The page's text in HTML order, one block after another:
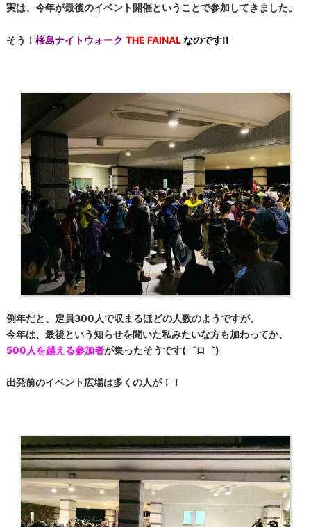
実は、今年が最後のイベント開催ということで参加してきました。
そう！ 桜島ナイトウォーク THE FAINALなのです!!
例年だと、定員300人で収まるほどの人数のようですが、
今年は、最後という知らせを聞いた私みたいな方も加わってか、
500人を越える参加者が集ったそうです(゜ロ゜)
出発前のイベント広場は多くの人が！！